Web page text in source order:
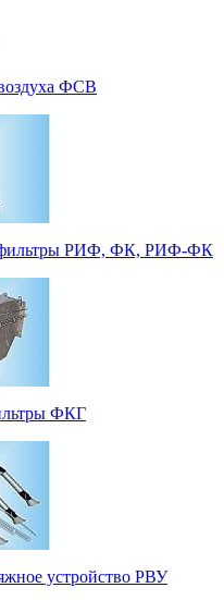
ФСВ
РИФ, ФК, РИФ-ФК
ФКГ
устройство РВУ